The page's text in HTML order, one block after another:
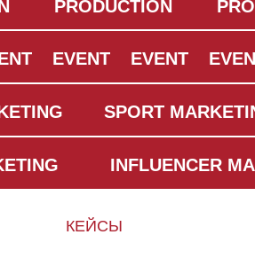
PRODUCTION
EVENT
EVENT
SPORT
INFLUENCER
КЕЙСЫ